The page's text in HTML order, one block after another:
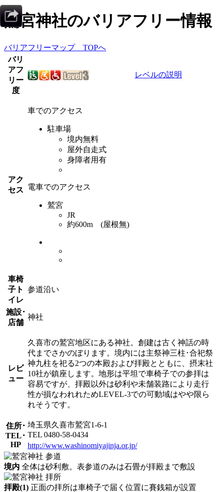
鷲宮神社のバリアフリー情報
バリアフリーマップ TOPへ
バリ
アフ
リー
度
レベルの説明
アク
セス
車でのアクセス
駐車場
境内無料
屋外自走式
身障者用有
電車でのアクセス
鷲宮
JR
約600m (屋根無)
車椅
子ト
イレ
参道沿い
施設･
店舗
神社
レビ
ュー
久喜市の鷲宮地区にある神社。創建は古く神話の時
代までさかのぼります。境内には主祭神三柱･合祀祭
神九柱を祀る2つの本殿および拝殿とともに、摂末社
10社が鎮座します。地形は平坦で車椅子での参拝は
容易ですが、拝殿以外は砂利や未舗装路により走行
性が損なわれれためLEVEL-3での可動域はやや限ら
れそうです。
住所･
TEL･
HP
埼玉県久喜市鷲宮1-6-1
TEL 0480-58-0434
http://www.washinomiyajinja.or.jp/
境内 全体は砂利敷。表参道のみは石畳が拝殿まで敷設
拝殿(1) 正面の拝所は車椅子で届く位置に賽銭箱が設置